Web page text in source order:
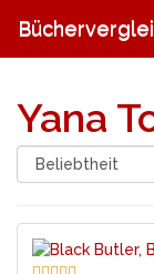
main
Yana